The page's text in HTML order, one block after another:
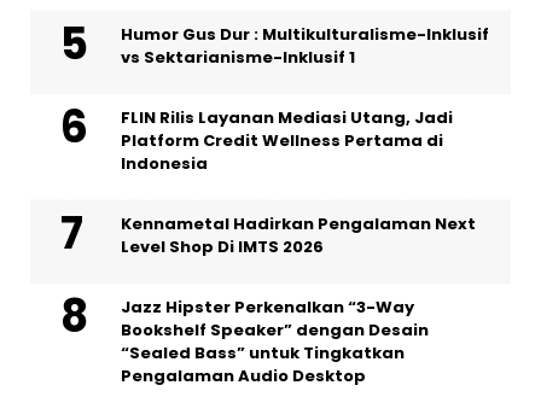
Humor Gus Dur : Multikulturalisme-Inklusif
vs Sektarianisme-Inklusif 1
FLIN Rilis Layanan Mediasi Utang, Jadi
Platform Credit Wellness Pertama di
Indonesia
Kennametal Hadirkan Pengalaman Next
Level Shop Di IMTS 2026
Jazz Hipster Perkenalkan “3-Way
Bookshelf Speaker” dengan Desain
“Sealed Bass” untuk Tingkatkan
Pengalaman Audio Desktop